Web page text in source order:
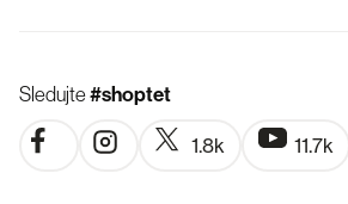
Sledujte#shoptet
1.8k 11.7k